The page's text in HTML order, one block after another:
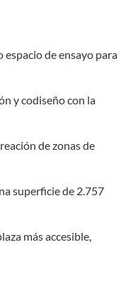
de ensayo para
y codiseño con la
de zonas de
superficie de 2.757
más accesible,